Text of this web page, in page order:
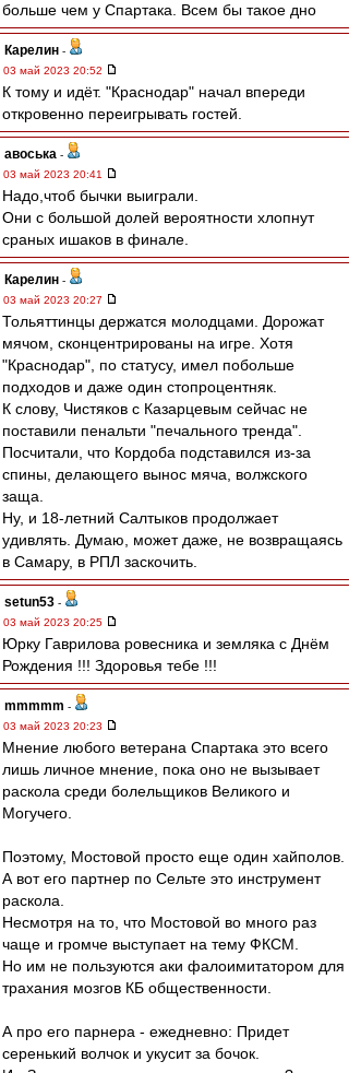
больше чем у Спартака. Всем бы такое дно
Карелин -
03 май 2023 20:52
К тому и идёт. "Краснодар" начал впереди
откровенно переигрывать гостей.
авоська -
03 май 2023 20:41
Надо,чтоб бычки выиграли.
Они с большой долей вероятности хлопнут
сраных ишаков в финале.
Карелин -
03 май 2023 20:27
Тольяттинцы держатся молодцами. Дорожат
мячом, сконцентрированы на игре. Хотя
"Краснодар", по статусу, имел побольше
подходов и даже один стопроцентняк.
К слову, Чистяков с Казарцевым сейчас не
поставили пенальти "печального тренда".
Посчитали, что Кордоба подставился из-за
спины, делающего вынос мяча, волжского
заща.
Ну, и 18-летний Салтыков продолжает
удивлять. Думаю, может даже, не возвращаясь
в Самару, в РПЛ заскочить.
setun53 -
03 май 2023 20:25
Юрку Гаврилова ровесника и земляка с Днём
Рождения !!! Здоровья тебе !!!
mmmmm -
03 май 2023 20:23
Мнение любого ветерана Спартака это всего
лишь личное мнение, пока оно не вызывает
раскола среди болельщиков Великого и
Могучего.
Поэтому, Мостовой просто еще один хайполов.
А вот его партнер по Сельте это инструмент
раскола.
Несмотря на то, что Мостовой во много раз
чаще и громче выступает на тему ФКСМ.
Но им не пользуются аки фалоимитатором для
трахания мозгов КБ общественности.
А про его парнера - ежедневно: Придет
серенький волчок и укусит за бочок.